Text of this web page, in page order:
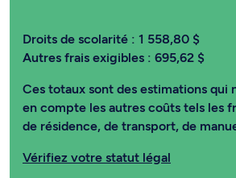
Droits de scolarité : 1 558,80 $
Autres frais exigibles : 695,62 $
Ces totaux sont des estimations qui
en compte les autres coûts tels les
de résidence, de transport, de
Vérifiez votre statut légal